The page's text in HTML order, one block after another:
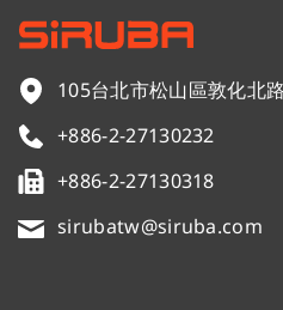
105台北市松山區敦化北
+886-2-27130232
+886-2-27130318
sirubatw@siruba.com